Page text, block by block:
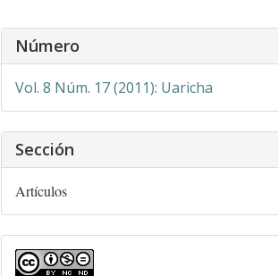
Detalles
del
Número
Vol. 8 Núm. 17 (2011): Uaricha
Sección
Artículos